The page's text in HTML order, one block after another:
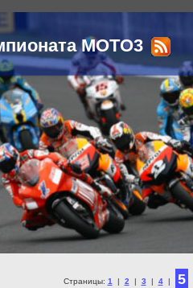
MOTO3
Страницы: 1 | 2 | 3 | 4| 5